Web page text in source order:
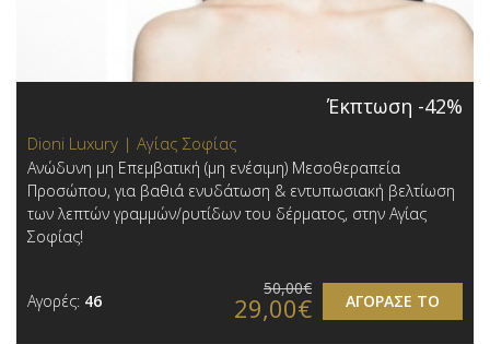
Έκπτωση -42%
Dioni Luxury | Αγίας Σοφίας
Ανώδυνη μη Επεμβατική (μη ενέσιμη) Μεσοθεραπεία
Προσώπου, για βαθιά ενυδάτωση & εντυπωσιακή βελτίωση
των λεπτών γραμμών/ρυτίδων του δέρματος, στην Αγίας
Σοφίας!
Αγορές: 46 ΑΓΟΡΑΣΕ ΤΟ
50,00€
29,00€